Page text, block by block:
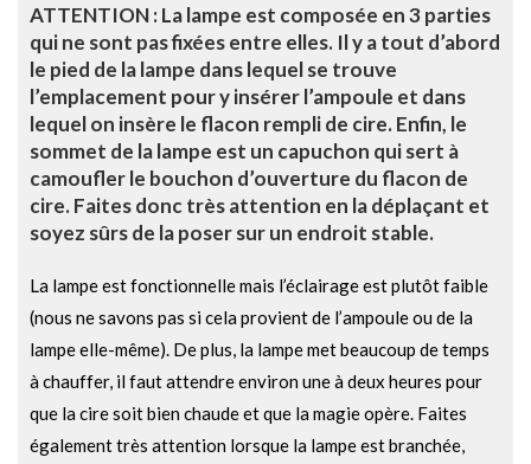
ATTENTION : La lampe est composée en 3 parties
qui ne sont pas fixées entre elles. Il y a tout d’abord
le pied de la lampe dans lequel se trouve
l’emplacement pour y insérer l’ampoule et dans
lequel on insère le flacon rempli de cire. Enfin, le
sommet de la lampe est un capuchon qui sert à
camoufler le bouchon d’ouverture du flacon de
cire. Faites donc très attention en la déplaçant et
soyez sûrs de la poser sur un endroit stable.
La lampe est fonctionnelle mais l’éclairage est plutôt faible
(nous ne savons pas si cela provient de l’ampoule ou de la
lampe elle-même). De plus, la lampe met beaucoup de temps
à chauffer, il faut attendre environ une à deux heures pour
que la cire soit bien chaude et que la magie opère. Faites
également très attention lorsque la lampe est branchée,